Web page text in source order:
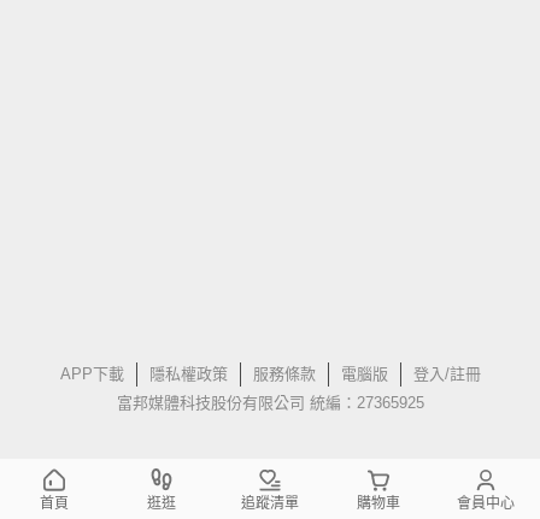
APP下載 隱私權政策 服務條款 電腦版
登入/註冊
富邦媒體科技股份有限公司 統編：27365925
首頁 逛逛 追蹤清單 購物車 會員中心